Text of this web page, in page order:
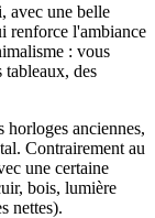
avec une belle
renforce l'ambiance
: vous
tableaux, des
horloges anciennes,
Contrairement au
une certaine
bois, lumière
nettes).